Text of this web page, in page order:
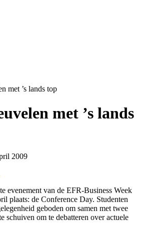
met ’s lands top
met ’s lands
2009
evenement van de EFR-Business Week
plaats: de Conference Day. Studenten
geboden om samen met twee
schuiven om te debatteren over actuele